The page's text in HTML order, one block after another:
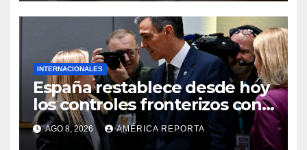
INTERNACIONALES
España restablece desde hoy
los controles fronterizos con
Italia tras el rechazo de Roma
a retirar las restricciones
AGO 8, 2026 AMÉRICA REPORTA